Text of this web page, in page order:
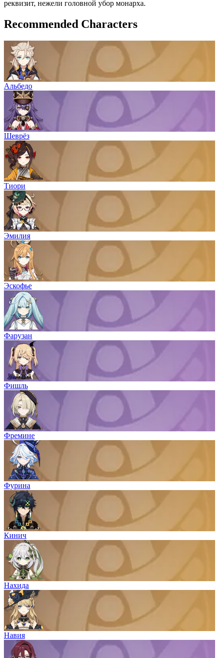
реквизит, нежели головной убор монарха.
Recommended Characters
Альбедо
Шеврёз
Тиори
Эмилия
Эскофье
Фарузан
Фишль
Фремине
Фурина
Кинич
Нахида
Навия